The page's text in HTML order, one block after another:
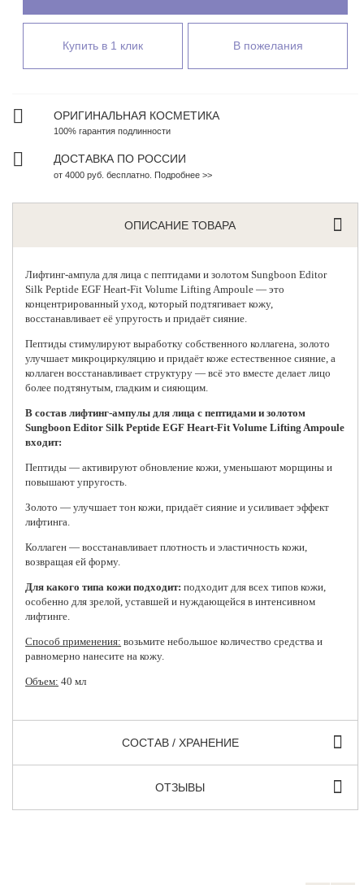
Купить в 1 клик В пожелания
ОРИГИНАЛЬНАЯ КОСМЕТИКА
100% гарантия подлинности
ДОСТАВКА ПО РОССИИ
от 4000 руб. бесплатно. Подробнее >>
ОПИСАНИЕ ТОВАРА
Лифтинг-ампула для лица с пептидами и золотом Sungboon Editor
Silk Peptide EGF Heart-Fit Volume Lifting Ampoule — это
концентрированный уход, который подтягивает кожу,
восстанавливает её упругость и придаёт сияние.
Пептиды стимулируют выработку собственного коллагена, золото
улучшает микроциркуляцию и придаёт коже естественное сияние, а
коллаген восстанавливает структуру — всё это вместе делает лицо
более подтянутым, гладким и сияющим.
В состав лифтинг-ампулы для лица с пептидами и золотом
Sungboon Editor Silk Peptide EGF Heart-Fit Volume Lifting Ampoule
входит:
Пептиды — активируют обновление кожи, уменьшают морщины и
повышают упругость.
Золото — улучшает тон кожи, придаёт сияние и усиливает эффект
лифтинга.
Коллаген — восстанавливает плотность и эластичность кожи,
возвращая ей форму.
Для какого типа кожи подходит: подходит для всех типов кожи,
особенно для зрелой, уставшей и нуждающейся в интенсивном
лифтинге.
Способ применения: возьмите небольшое количество средства и
равномерно нанесите на кожу.
Объем: 40 мл
СОСТАВ / ХРАНЕНИЕ
ОТЗЫВЫ